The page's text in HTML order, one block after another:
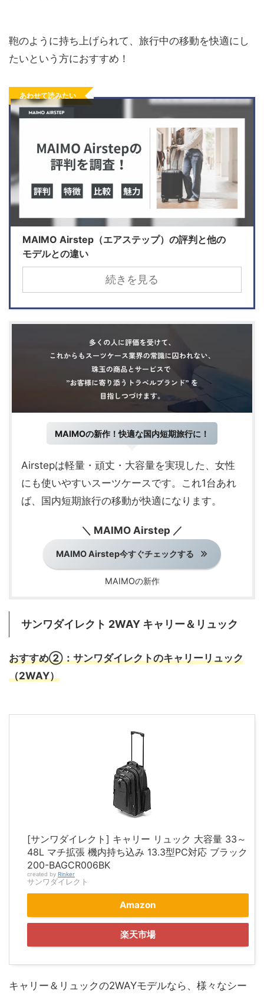
鞄のように持ち上げられて、旅行中の移動を快適にし
たいという方におすすめ！
あわせて読みたい
MAIMO Airstep（エアステップ）の評判と他の
モデルとの違い
続きを見る
MAIMOの新作！快適な国内短期旅行に！
Airstepは軽量・頑丈・大容量を実現した、女性
にも使いやすいスーツケースです。これ1台あれ
ば、国内短期旅行の移動が快適になります。
＼ MAIMO Airstep ／
MAIMO Airstep今すぐチェックする
MAIMOの新作
サンワダイレクト 2WAY キャリー＆リュック
おすすめ②：サンワダイレクトのキャリーリュック
（2WAY）
[サンワダイレクト] キャリー リュック 大容量 33～
48L マチ拡張 機内持ち込み 13.3型PC対応 ブラック
200-BAGCR006BK
created by Rinker
サンワダイレクト
Amazon
楽天市場
キャリー＆リュックの2WAYモデルなら、様々なシー